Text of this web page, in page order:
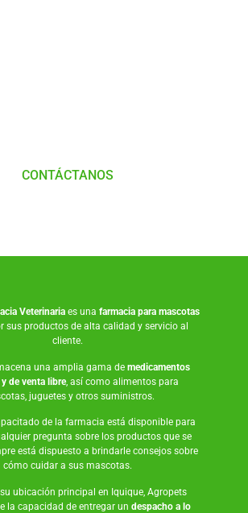
CONTÁCTANOS
Veterinariaes una farmacia para mascotas
sus productos de alta calidad y servicio al
cliente.
una amplia gama de medicamentos
de venta libre, así como alimentos para
, juguetesy otros suministros.
de la farmacia está disponible para
pregunta sobre los productos que se
está dispuesto a brindarle consejos sobre
cómo cuidar a sus mascotas.
ubicación principal en Iquique, Agropets
la capacidad de entregar un despacho a lo